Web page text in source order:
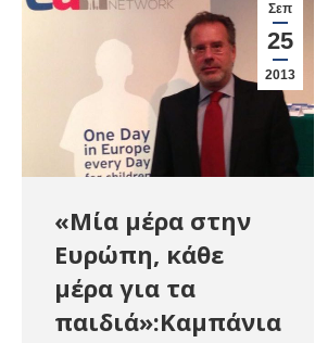
Σεπ
25
2013
«Mία μέρα στην
Ευρώπη, κάθε
μέρα για τα
παιδιά»:Kαμπάνια